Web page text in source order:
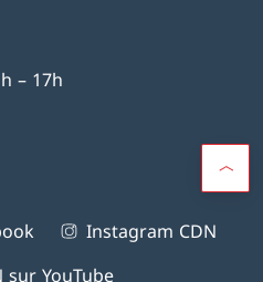
– 17h
Instagram CDN
sur YouTube